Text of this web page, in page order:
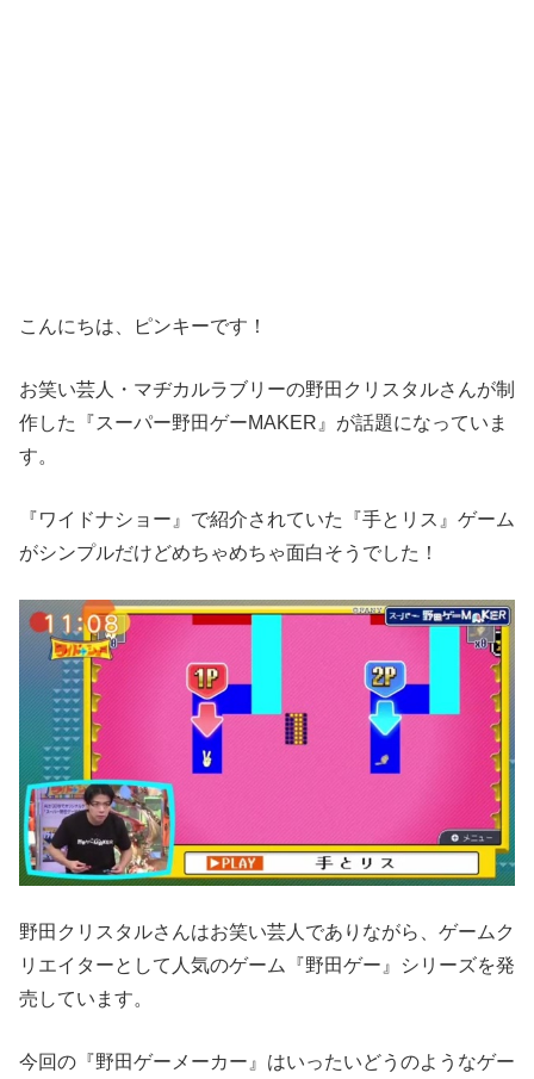
こんにちは、ピンキーです！
お笑い芸人・マヂカルラブリーの野田クリスタルさんが制
作した『スーパー野田ゲーMAKER』が話題になっていま
す。
『ワイドナショー』で紹介されていた『手とリス』ゲーム
がシンプルだけどめちゃめちゃ面白そうでした！
野田クリスタルさんはお笑い芸人でありながら、ゲームク
リエイターとして人気のゲーム『野田ゲー』シリーズを発
売しています。
今回の『野田ゲーメーカー』はいったいどうのようなゲー